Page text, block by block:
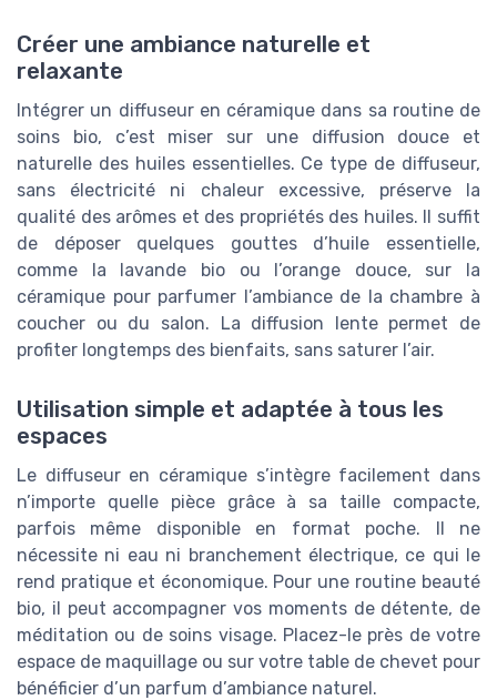
Créer une ambiance naturelle et
relaxante
Intégrer un diffuseur en céramique dans sa routine de
soins bio, c’est miser sur une diffusion douce et
naturelle des huiles essentielles. Ce type de diffuseur,
sans électricité ni chaleur excessive, préserve la
qualité des arômes et des propriétés des huiles. Il suffit
de déposer quelques gouttes d’huile essentielle,
comme la lavande bio ou l’orange douce, sur la
céramique pour parfumer l’ambiance de la chambre à
coucher ou du salon. La diffusion lente permet de
profiter longtemps des bienfaits, sans saturer l’air.
Utilisation simple et adaptée à tous les
espaces
Le diffuseur en céramique s’intègre facilement dans
n’importe quelle pièce grâce à sa taille compacte,
parfois même disponible en format poche. Il ne
nécessite ni eau ni branchement électrique, ce qui le
rend pratique et économique. Pour une routine beauté
bio, il peut accompagner vos moments de détente, de
méditation ou de soins visage. Placez-le près de votre
espace de maquillage ou sur votre table de chevet pour
bénéficier d’un parfum d’ambiance naturel.